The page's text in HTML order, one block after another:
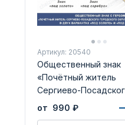
Артикул: 20540
Общественный знак
«Почётный житель
Сергиево-
городского округа
от 990 ₽